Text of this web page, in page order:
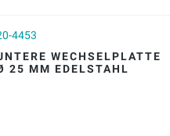
4453
WECHSELPLATTE
25 MM EDELSTAHL